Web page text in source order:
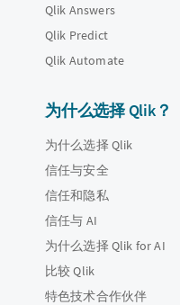
Qlik Answers
Qlik Predict
Qlik Automate
为什么选择 Qlik？
为什么选择 Qlik
信任与安全
信任和隐私
信任与 AI
为什么选择 Qlik for AI
比较 Qlik
特色技术合作伙伴